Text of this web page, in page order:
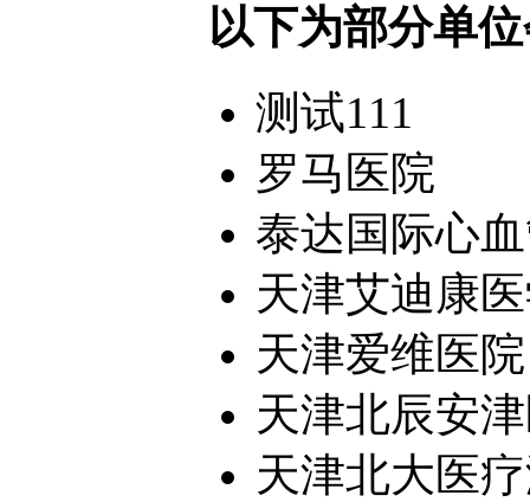
以下为部分单
测试111
罗马医院
泰达国际心
天津艾迪康
天津爱维医院
天津北辰安
天津北大医